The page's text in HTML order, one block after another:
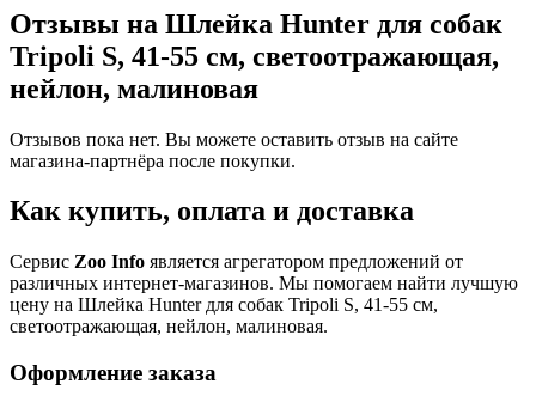
Отзывы на Шлейка Hunter для собак
Tripoli S, 41-55 см, светоотражающая,
нейлон, малиновая
Отзывов пока нет. Вы можете оставить отзыв на сайте
магазина-партнёра после покупки.
Как купить, оплата и доставка
Сервис Zoo Info является агрегатором предложений от
различных интернет-магазинов. Мы помогаем найти лучшую
цену на Шлейка Hunter для собак Tripoli S, 41-55 см,
светоотражающая, нейлон, малиновая.
Оформление заказа